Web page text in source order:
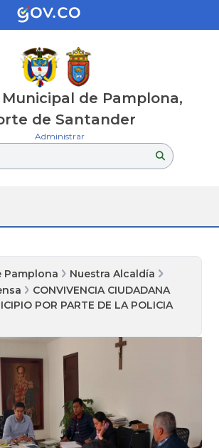
de Pamplona,
de Santander
Administrar
Pamplona
Nuestra Alcaldía
CONVIVENCIA CIUDADANA
POR PARTE DE LA POLICIA